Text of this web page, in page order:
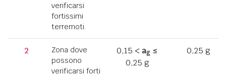
verificarsi
fortissimi
terremoti.
2
Zona dove
possono
verificarsi forti
0,15 < ag ≤
0,25 g
0,25 g